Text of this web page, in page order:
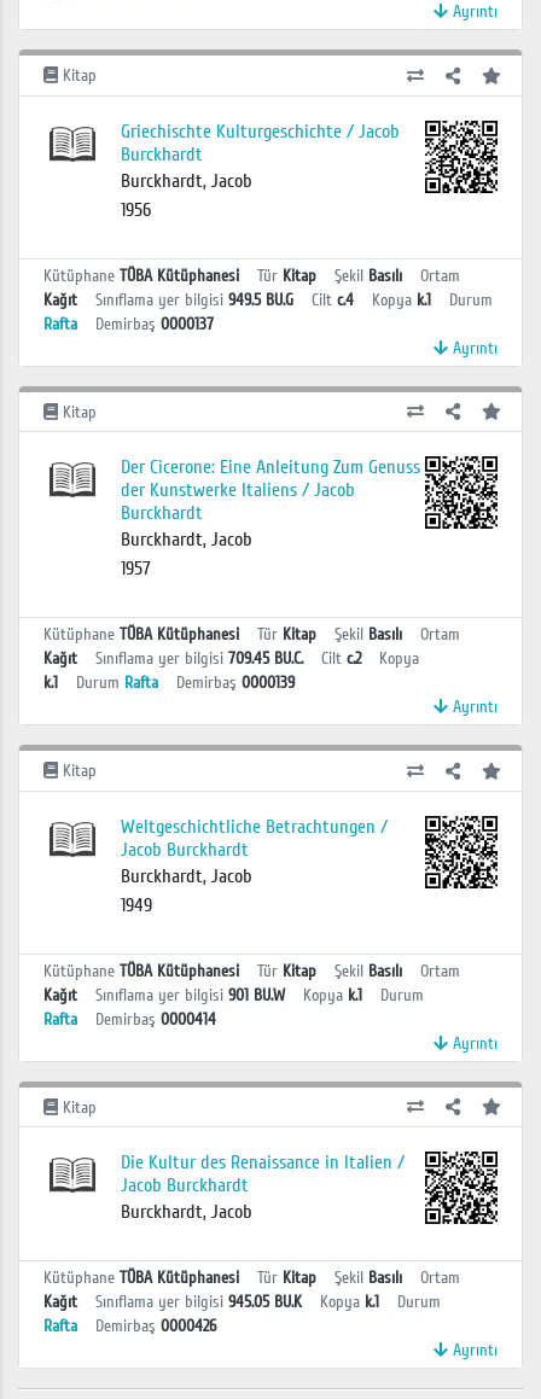
Ayrıntı
Kitap
Griechischte Kulturgeschichte / Jacob
Burckhardt
Burckhardt, Jacob
1956
Kütüphane TÜBA Kütüphanesi Tür Kitap Şekil Basılı
Ortam
Kağıt
Sınıflama yer bilgisi 949.5 BU.G Cilt c.4 Kopya k.1
Durum
Rafta
Demirbaş 0000137
Ayrıntı
Kitap
Der Cicerone: Eine Anleitung Zum Genuss
der Kunstwerke Italiens / Jacob
Burckhardt
Burckhardt, Jacob
1957
Kütüphane TÜBA Kütüphanesi Tür Kitap Şekil Basılı
Ortam
Kağıt
Sınıflama yer bilgisi 709.45 BU.C. Cilt c.2
Kopya
k.1
Durum Rafta Demirbaş 0000139
Ayrıntı
Kitap
Weltgeschichtliche Betrachtungen /
Jacob Burckhardt
Burckhardt, Jacob
1949
Kütüphane TÜBA Kütüphanesi Tür Kitap Şekil Basılı
Ortam
Kağıt
Sınıflama yer bilgisi 901 BU.W Kopya k.1
Durum
Rafta
Demirbaş 0000414
Ayrıntı
Kitap
Die Kultur des Renaissance in Italien /
Jacob Burckhardt
Burckhardt, Jacob
Kütüphane TÜBA Kütüphanesi Tür Kitap Şekil Basılı
Ortam
Kağıt
Sınıflama yer bilgisi 945.05 BU.K Kopya k.1
Durum
Rafta
Demirbaş 0000426
Ayrıntı